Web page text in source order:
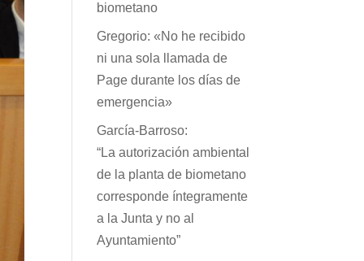
biometano
Gregorio: «No he recibido
ni una sola llamada de
Page durante los días de
emergencia»
García-Barroso:
“La autorización ambiental
de la planta de biometano
corresponde íntegramente
a la Junta y no al
Ayuntamiento”